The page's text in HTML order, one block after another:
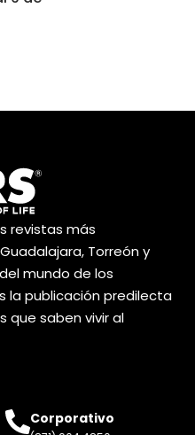
revistas más
Torreón y
mundo de los
la publicación predilecta
que saben vivir al
Corporativo